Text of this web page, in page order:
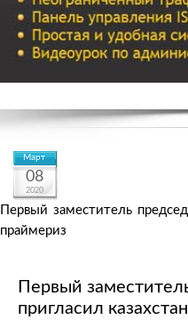
Март
08
2020
Первый заместитель
праймериз
Первый
пригласил